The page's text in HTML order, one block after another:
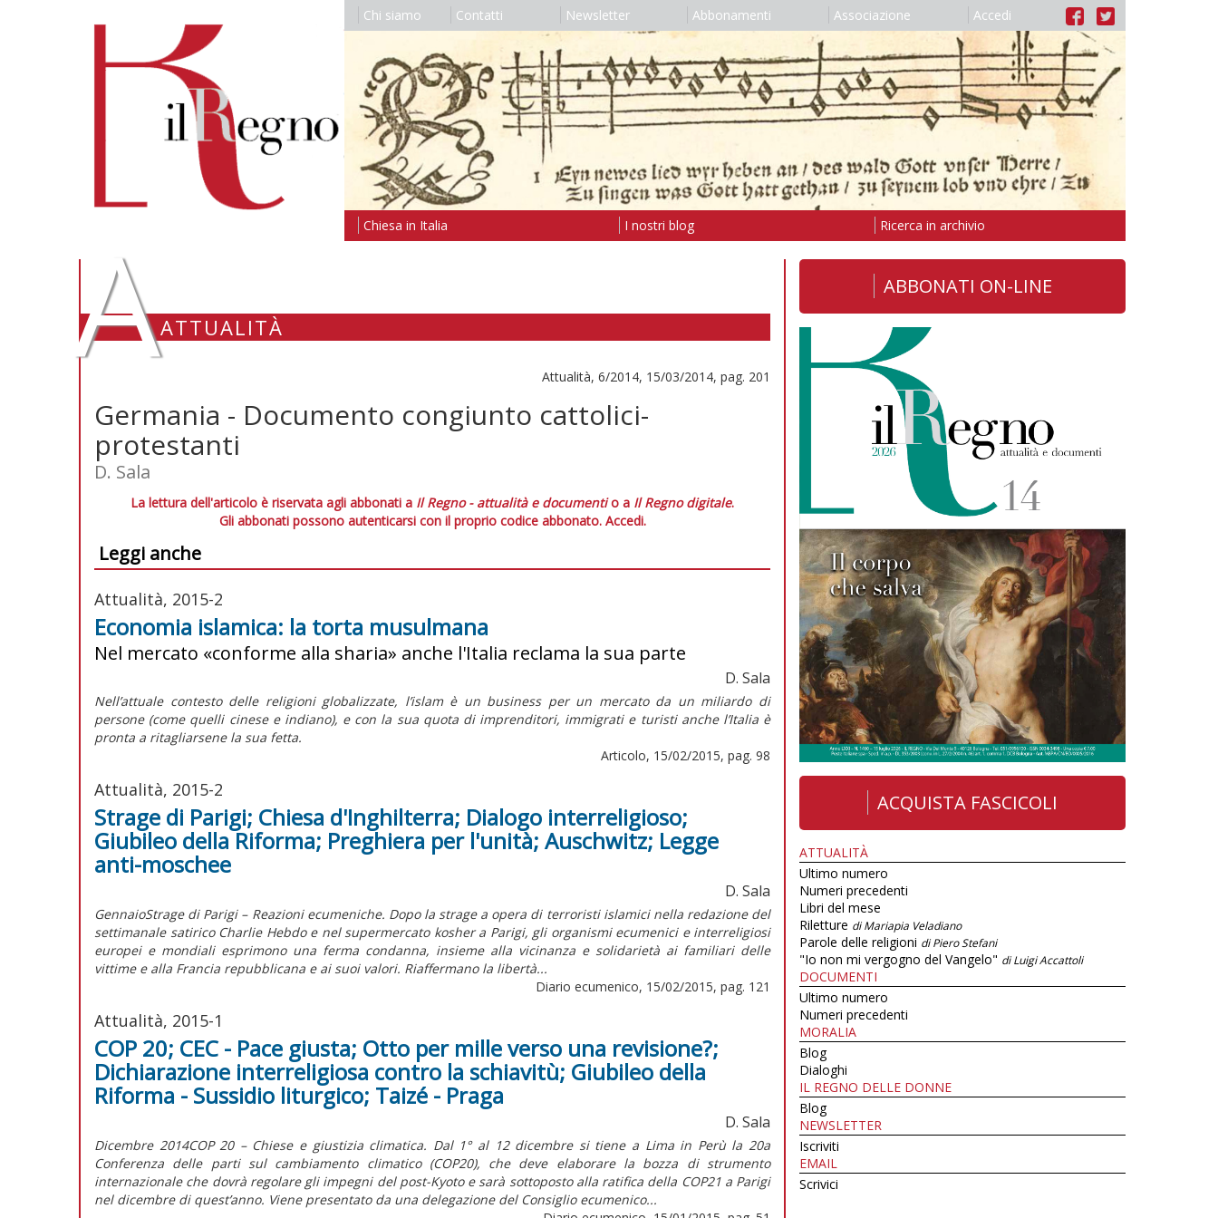
Chi siamo Contatti Newsletter Abbonamenti Associazione Accedi
Chiesa in Italia I nostri blog Ricerca in archivio
AATTUALITÀ
Attualità, 6/2014, 15/03/2014, pag. 201
Germania - Documento congiunto cattolici-
protestanti
D. Sala
La lettura dell'articolo è riservata agli abbonati a Il Regno - attualità e documentio a Il Regno digitale.
Gli abbonati possono autenticarsi con il proprio codice abbonato. Accedi.
Leggi anche
Attualità, 2015-2
Economia islamica: la torta musulmana
Nel mercato «conforme alla sharia» anche l'Italia reclama la sua parte
D. Sala
Nell’attuale contesto delle religioni globalizzate, l’islam è un business per un mercato da un miliardo di
persone (come quelli cinese e indiano), e con la sua quota di imprenditori, immigrati e turisti anche l’Italia è
pronta a ritagliarsene la sua fetta.
Articolo, 15/02/2015, pag. 98
Attualità, 2015-2
Strage di Parigi; Chiesa d'Inghilterra; Dialogo interreligioso;
Giubileo della Riforma; Preghiera per l'unità; Auschwitz; Legge
anti-moschee
D. Sala
GennaioStrage di Parigi – Reazioni ecumeniche. Dopo la strage a opera di terroristi islamici nella redazione del
settimanale satirico Charlie Hebdo e nel supermercato kosher a Parigi, gli organismi ecumenici e interreligiosi
europei e mondiali esprimono una ferma condanna, insieme alla vicinanza e solidarietà ai familiari delle
vittime e alla Francia repubblicana e ai suoi valori. Riaffermano la libertà...
Diario ecumenico, 15/02/2015, pag. 121
Attualità, 2015-1
COP 20; CEC - Pace giusta; Otto per mille verso una revisione?;
Dichiarazione interreligiosa contro la schiavitù; Giubileo della
Riforma - Sussidio liturgico; Taizé - Praga
D. Sala
Dicembre 2014COP 20 – Chiese e giustizia climatica. Dal 1° al 12 dicembre si tiene a Lima in Perù la 20a
Conferenza delle parti sul cambiamento climatico (COP20), che deve elaborare la bozza di strumento
internazionale che dovrà regolare gli impegni del post-Kyoto e sarà sottoposto alla ratifica della COP21 a Parigi
nel dicembre di quest’anno. Viene presentato da una delegazione del Consiglio ecumenico...
ABBONATI ON-LINE
ACQUISTA FASCICOLI
ATTUALITÀ
Ultimo numero
Numeri precedenti
Libri del mese
Riletture di Mariapia Veladiano
Parole delle religioni di Piero Stefani
"Io non mi vergogno del Vangelo" di Luigi Accattoli
DOCUMENTI
Ultimo numero
Numeri precedenti
MORALIA
Blog
Dialoghi
IL REGNO DELLE DONNE
Blog
NEWSLETTER
Iscriviti
EMAIL
Scrivici